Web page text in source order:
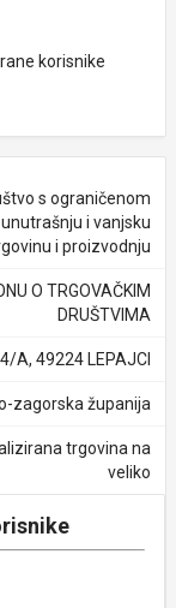
korisnike
s ograničenom
i vanjsku
i proizvodnju
O TRGOVAČKIM
DRUŠTVIMA
A, 49224 LEPAJCI
zagorska županija
trgovina na
veliko